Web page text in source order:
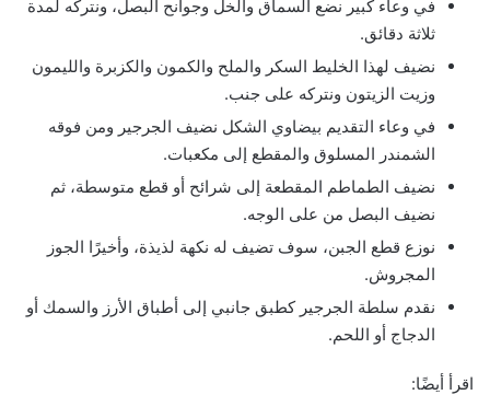
في وعاء كبير نضع السماق والخل وجوانح البصل، ونتركه لمدة
ثلاثة دقائق.
نضيف لهذا الخليط السكر والملح والكمون والكزبرة والليمون
وزيت الزيتون ونتركه على جنب.
في وعاء التقديم بيضاوي الشكل نضيف الجرجير ومن فوقه
الشمندر المسلوق والمقطع إلى مكعبات.
نضيف الطماطم المقطعة إلى شرائح أو قطع متوسطة، ثم
نضيف البصل من على الوجه.
نوزع قطع الجبن، سوف تضيف له نكهة لذيذة، وأخيرًا الجوز
المجروش.
نقدم سلطة الجرجير كطبق جانبي إلى أطباق الأرز والسمك أو
الدجاج أو اللحم.
اقرأ أيضًا: